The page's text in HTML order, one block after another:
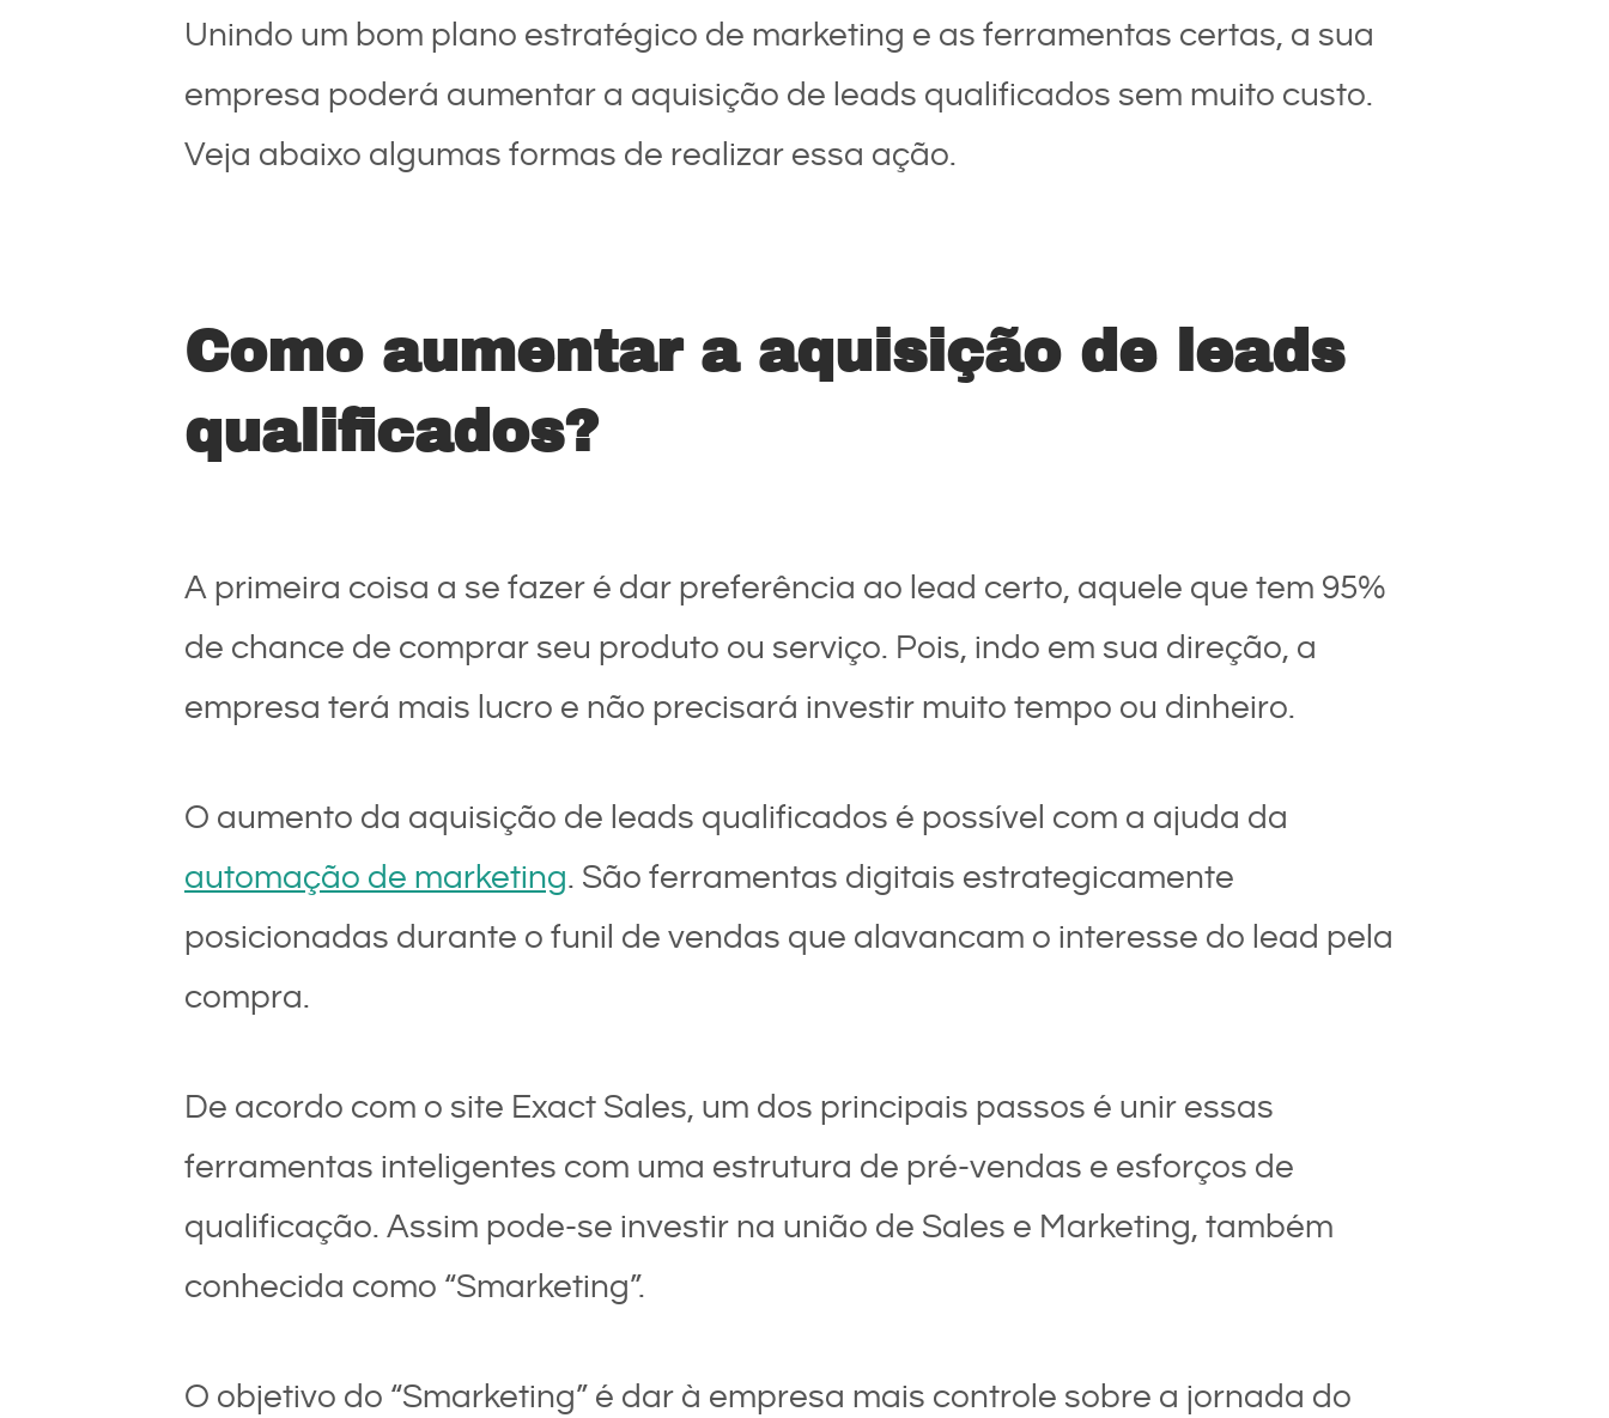
Unindo um bom plano estratégico de marketing e as ferramentas certas, a sua
empresa poderá aumentar a aquisição de leads qualificados sem muito custo.
Veja abaixo algumas formas de realizar essa ação.
Como aumentar a aquisição de leads
qualificados?
A primeira coisa a se fazer é dar preferência ao lead certo, aquele que tem 95%
de chance de comprar seu produto ou serviço. Pois, indo em sua direção, a
empresa terá mais lucro e não precisará investir muito tempo ou dinheiro.
O aumento da aquisição de leads qualificados é possível com a ajuda da
automação de marketing. São ferramentas digitais estrategicamente
posicionadas durante o funil de vendas que alavancam o interesse do lead pela
compra.
De acordo com o site Exact Sales, um dos principais passos é unir essas
ferramentas inteligentes com uma estrutura de pré-vendas e esforços de
qualificação. Assim pode-se investir na união de Sales e Marketing, também
conhecida como “Smarketing”.
O objetivo do “Smarketing” é dar à empresa mais controle sobre a jornada do